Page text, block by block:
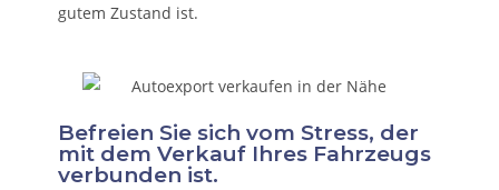
gutem Zustand ist.
Befreien Sie sich vom Stress, der
mit dem Verkauf Ihres Fahrzeugs
verbunden ist.